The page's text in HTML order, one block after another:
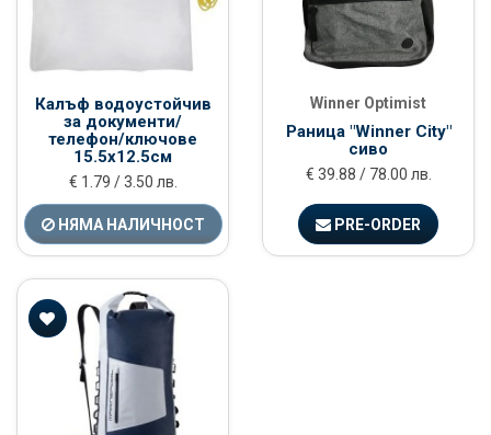
Калъф водоустойчив
за документи/
телефон/ключове
15.5x12.5см
€ 1.79 / 3.50 лв.
НЯМА НАЛИЧНОСТ
Winner Optimist
Раница "Winner City"
сиво
€ 39.88 / 78.00 лв.
PRE-ORDER